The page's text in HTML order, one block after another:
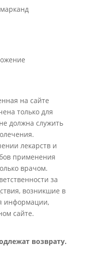
на сайте
только для
должна служить
лекарств и
применения
врачом.
за
возникшие в
информации,
сайте.
возврату.